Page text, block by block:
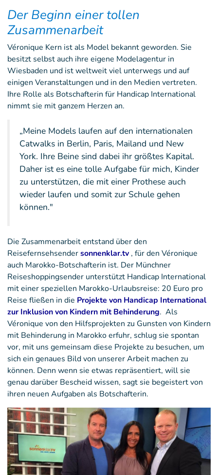
Der Beginn einer tollen
Zusammenarbeit
Véronique Kern ist als Model bekannt geworden. Sie
besitzt selbst auch ihre eigene Modelagentur in
Wiesbaden und ist weltweit viel unterwegs und auf
einigen Veranstaltungen und in den Medien vertreten.
Ihre Rolle als Botschafterin für Handicap International
nimmt sie mit ganzem Herzen an.
„Meine Models laufen auf den internationalen
Catwalks in Berlin, Paris, Mailand und New
York. Ihre Beine sind dabei ihr größtes Kapital.
Daher ist es eine tolle Aufgabe für mich, Kinder
zu unterstützen, die mit einer Prothese auch
wieder laufen und somit zur Schule gehen
können."
Die Zusammenarbeit entstand über den
Reisefernsehsendersonnenklar.tv , für den Véronique
auch Marokko-Botschafterin ist. Der Münchner
Reiseshoppingsender unterstützt Handicap International
mit einer speziellen Marokko-Urlaubsreise: 20 Euro pro
Reise fließen in die Projekte von Handicap International
zur Inklusion von Kindern mit Behinderung. Als
Véronique von den Hilfsprojekten zu Gunsten von Kindern
mit Behinderung in Marokko erfuhr, schlug sie spontan
vor, mit uns gemeinsam diese Projekte zu besuchen, um
sich ein genaues Bild von unserer Arbeit machen zu
können. Denn wenn sie etwas repräsentiert, will sie
genau darüber Bescheid wissen, sagt sie begeistert von
ihren neuen Aufgaben als Botschafterin.